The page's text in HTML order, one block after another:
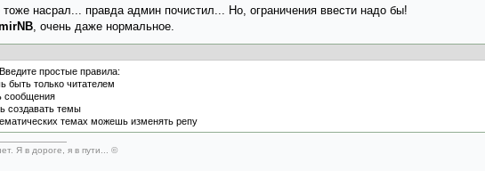
насрал... правда админ почистил... Но, ограничения ввести надо бы!
, очень даже нормальное.
простые правила:
только читателем
сообщения
создавать темы
темах можешь изменять репу
Я в дороге, я в пути... ©